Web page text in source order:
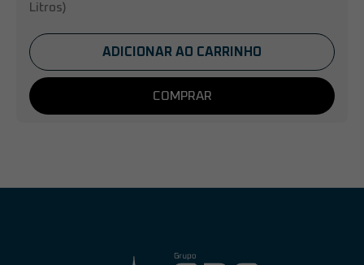
Litros)
ADICIONAR AO CARRINHO
COMPRAR